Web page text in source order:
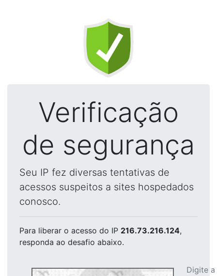
Verificação
de segurança
Seu IP fez diversas tentativas de
acessos suspeitos a sites hospedados
conosco.
Para liberar o acesso do IP 216.73.216.124,
responda ao desafio abaixo.
Digite